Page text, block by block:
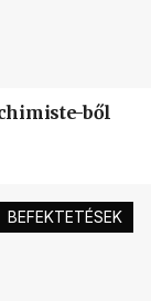
ből
BEFEKTETÉSEK